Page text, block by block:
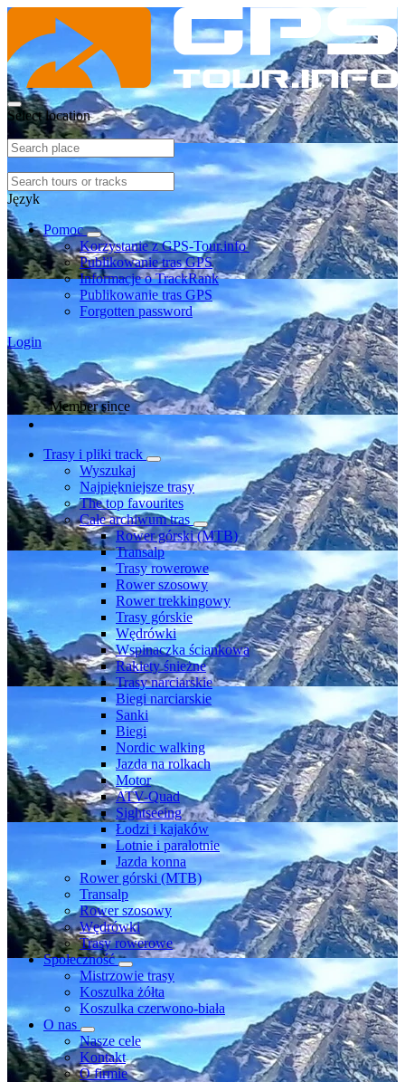
Select location
Język
Pomoc
Korzystanie z GPS-Tour.info
Publikowanie tras GPS
Informacje o TrackRank
Publikowanie tras GPS
Forgotten password
Login
Member since
Trasy i pliki track
Wyszukaj
Najpiękniejsze trasy
The top favourites
Całe archiwum tras
Rower górski (MTB)
Transalp
Trasy rowerowe
Rower szosowy
Rower trekkingowy
Trasy górskie
Wędrówki
Wspinaczka ściankowa
Rakiety śnieżne
Trasy narciarskie
Biegi narciarskie
Sanki
Biegi
Nordic walking
Jazda na rolkach
Motor
ATV-Quad
Sightseeing
Łodzi i kajaków
Lotnie i paralotnie
Jazda konna
Rower górski (MTB)
Transalp
Rower szosowy
Wędrówki
Trasy rowerowe
Społeczność
Mistrzowie trasy
Koszulka żółta
Koszulka czerwono-biała
O nas
Nasze cele
Kontakt
O firmie